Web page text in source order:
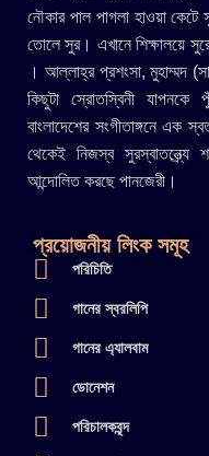
নৌকার পাল পাগলা হাওয়া কেটে
তোলে সুর। এখানে শিক্ষালয়ে
। আল্লাহ্র প্রশংসা, মুহাম্মদ
কিছুটা স্রোতস্বিনী যাপনকে
বাংলাদেশের সংগীতাঙ্গনে এক
থেকেই নিজস্ব সুরস্বাতন্ত্র্যে
আন্দোলিত করছে পানজেরী।
প্রয়োজনীয় লিংক সমূহ
পরিচিতি
গানের স্বরলিপি
গানের এ্যালবাম
ডোনেশন
পরিচালকবৃন্দ